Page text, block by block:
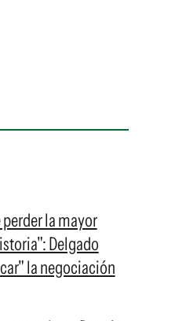
la mayor
Delgado
la negociación